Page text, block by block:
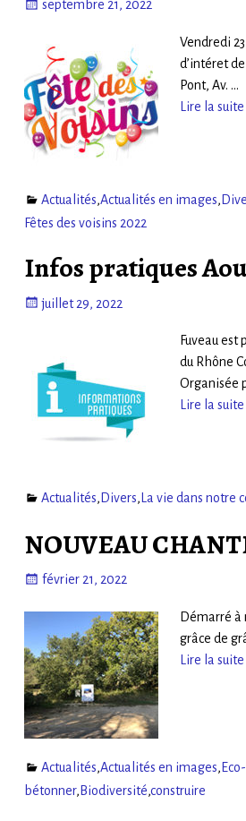
septembre 21, 2022
Vendredi
d’intéret
Pont, Av. …
Lire la
Actualités,Actualités en images,
Fêtes des voisins 2022
Infos pratiques
juillet 29, 2022
Fuveau
du Rhône
Organisée
Lire la
Actualités, Divers, La vie dans notre
NOUVEAU
février 21, 2022
Démarré à
grâce de
Lire la
Actualités,Actualités en images,
bétonner, Biodiversité,construire